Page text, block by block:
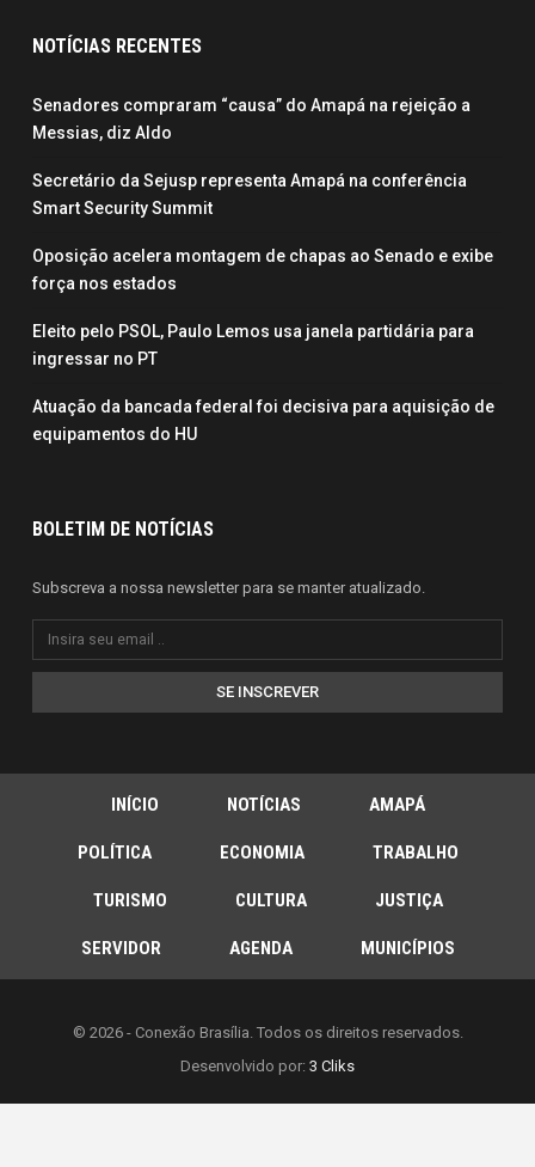
NOTÍCIAS RECENTES
Senadores compraram “causa” do Amapá na rejeição a
Messias, diz Aldo
Secretário da Sejusp representa Amapá na conferência
Smart Security Summit
Oposição acelera montagem de chapas ao Senado e exibe
força nos estados
Eleito pelo PSOL, Paulo Lemos usa janela partidária para
ingressar no PT
Atuação da bancada federal foi decisiva para aquisição de
equipamentos do HU
BOLETIM DE NOTÍCIAS
Subscreva a nossa newsletter para se manter atualizado.
SE INSCREVER
INÍCIO NOTÍCIAS AMAPÁ
POLÍTICA ECONOMIA TRABALHO
TURISMO CULTURA JUSTIÇA
SERVIDOR AGENDA MUNICÍPIOS
© 2026 - Conexão Brasília. Todos os direitos reservados.
Desenvolvido por: 3 Cliks